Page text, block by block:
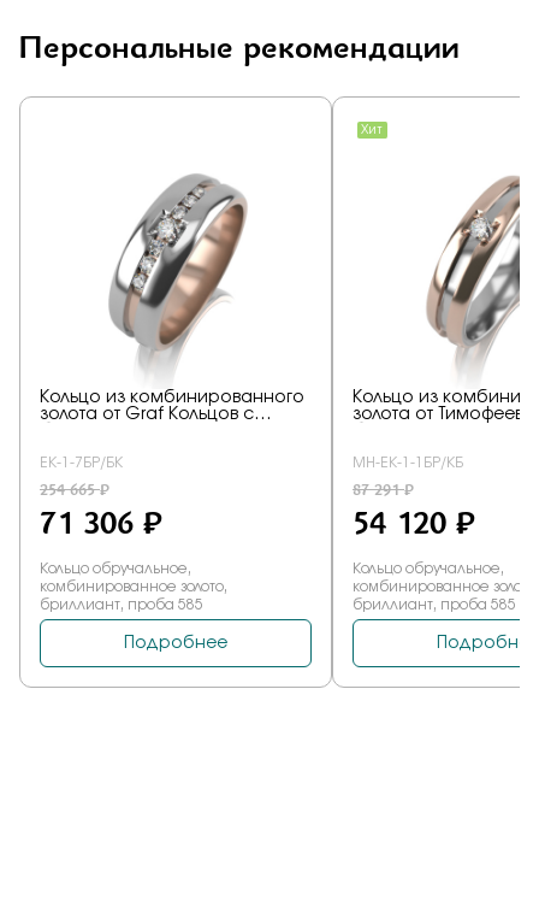
Персональные рекомендации